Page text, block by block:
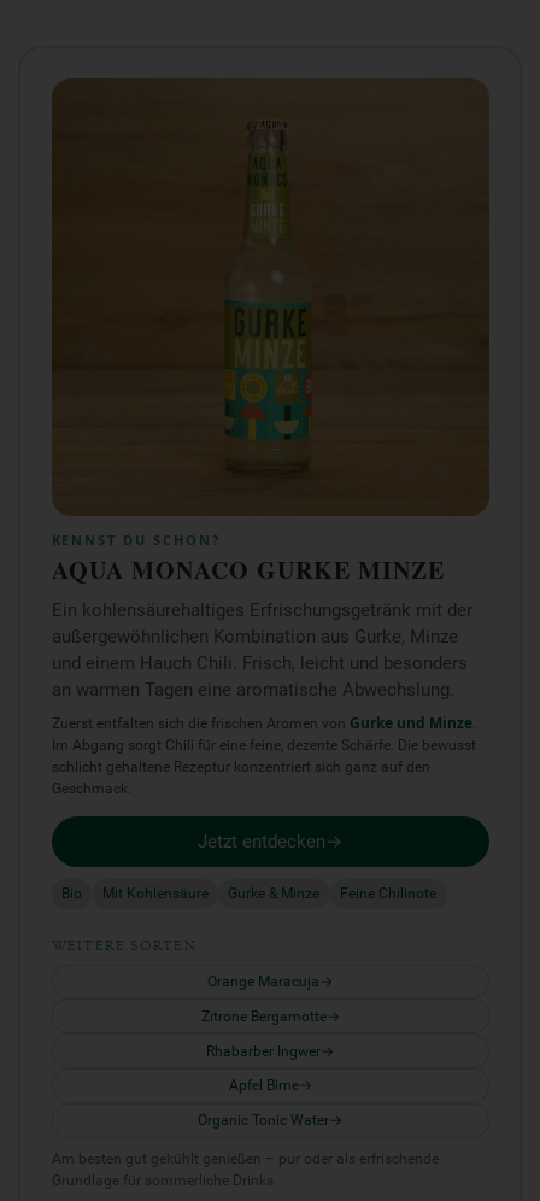
KENNST DU SCHON?
AQUA MONACO GURKE MINZE
Ein kohlensäurehaltiges Erfrischungsgetränk mit der
außergewöhnlichen Kombination aus Gurke, Minze
und einem Hauch Chili. Frisch, leicht und besonders
an warmen Tagen eine aromatische Abwechslung.
Zuerst entfalten sich die frischen Aromen von Gurke und Minze.
Im Abgang sorgt Chili für eine feine, dezente Schärfe. Die bewusst
schlicht gehaltene Rezeptur konzentriert sich ganz auf den
Geschmack.
Jetzt entdecken
Bio Mit Kohlensäure Gurke & Minze Feine Chilinote
WEITERE SORTEN
Orange Maracuja
Zitrone Bergamotte
Rhabarber Ingwer
Apfel Birne
Organic Tonic Water
Am besten gut gekühlt genießen – pur oder als erfrischende
Grundlage für sommerliche Drinks.